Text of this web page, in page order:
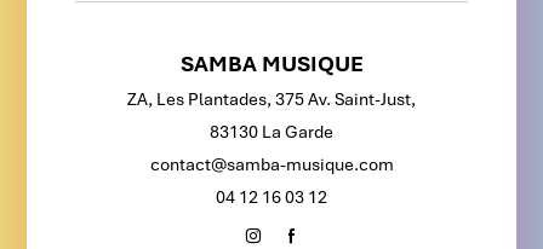
SAMBA MUSIQUE
ZA, Les Plantades, 375 Av. Saint-Just,
83130 La Garde
contact@samba-musique.com
04 12 16 03 12